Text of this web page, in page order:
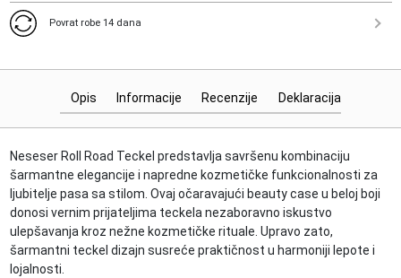
Povrat robe 14 dana
Opis Deklaracija
Informacije Recenzije
Neseser Roll Road Teckel predstavlja savršenu kombinaciju
šarmantne elegancije i napredne kozmetičke funkcionalnosti za
ljubitelje pasa sa stilom. Ovaj očaravajući beauty case u beloj boji
donosi vernim prijateljima teckela nezaboravno iskustvo
ulepšavanja kroz nežne kozmetičke rituale. Upravo zato,
šarmantni teckel dizajn susreće praktičnost u harmoniji lepote i
lojalnosti.